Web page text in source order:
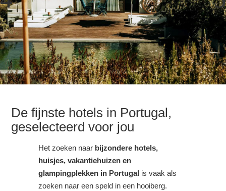
De fijnste hotels in Portugal,
geselecteerd voor jou
Het zoeken naar bijzondere hotels,
huisjes, vakantiehuizen en
glampingplekken in Portugal is vaak als
zoeken naar een speld in een hooiberg.